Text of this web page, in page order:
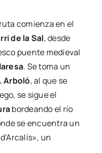
comienza en el
de la Sal, desde
puente medieval
. Se toma un
Arboló, al que se
se sigue el
bordeando el río
se encuentra un
un